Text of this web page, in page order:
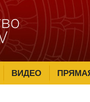
ВИДЕО